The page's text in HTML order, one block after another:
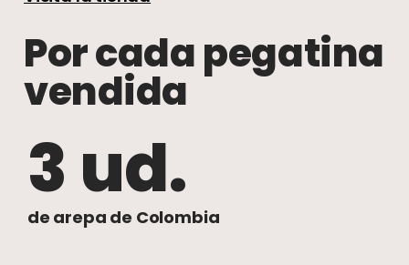
Por cada pegatina
vendida
3 ud.
de arepa de Colombia